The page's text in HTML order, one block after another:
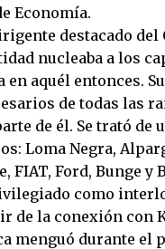
Economía.
destacado
nucleaba a los
aquél entonces.
de todas las
de él. Se trató de
Loma Negra,
FIAT, Ford, Bunge y
como
de la conexión con
menguó durante